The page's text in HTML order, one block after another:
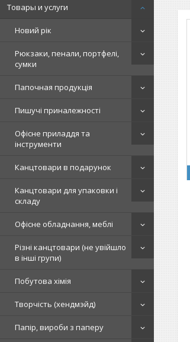
Товары и услуги
Новий рік
Рюкзаки, пенали, портфелі,
сумки
Папочная продукція
Пишучі приналежності
Офісне приладдя та
інструменти
Канцтовари в подарунок
Канцтовари для упаковки і
складу
Офісне обладнання, меблі
Різні канцтовари (не увійшло
в інші групи)
Побутова хімія
Творчість (хендмэйд)
Папір, вироби з паперу